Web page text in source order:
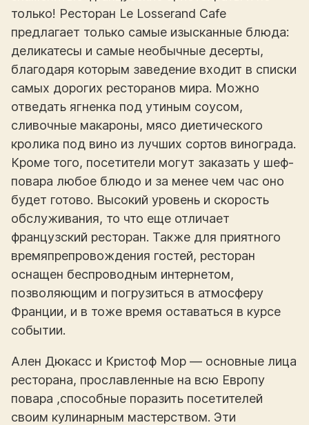
только! Ресторан Le Losserand Cafe
предлагает только самые изысканные блюда:
деликатесы и самые необычные десерты,
благодаря которым заведение входит в списки
самых дорогих ресторанов мира. Можно
отведать ягненка под утиным соусом,
сливочные макароны, мясо диетического
кролика под вино из лучших сортов винограда.
Кроме того, посетители могут заказать у шеф-
повара любое блюдо и за менее чем час оно
будет готово. Высокий уровень и скорость
обслуживания, то что еще отличает
французский ресторан. Также для приятного
времяпрепровождения гостей, ресторан
оснащен беспроводным интернетом,
позволяющим и погрузиться в атмосферу
Франции, и в тоже время оставаться в курсе
событии.
Ален Дюкасс и Кристоф Мор — основные лица
ресторана, прославленные на всю Европу
повара ,способные поразить посетителей
своим кулинарным мастерством. Эти